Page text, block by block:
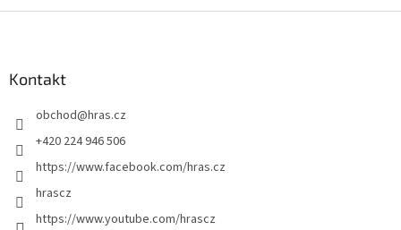
Kontakt
obchod@hras.cz
+420 224 946 506
https://www.facebook.com/hras.cz
hrascz
https://www.youtube.com/hrascz